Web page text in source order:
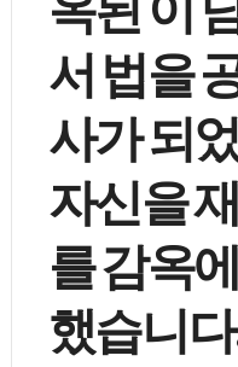
서 법을
사가 되
자신을
를 감옥
했습니